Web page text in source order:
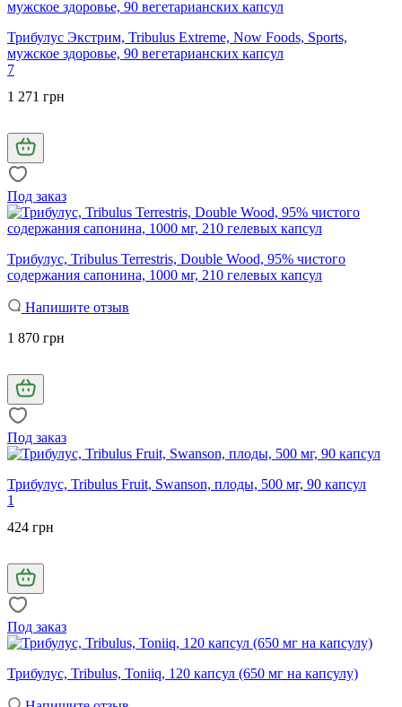
Трибулус Экстрим, Tribulus Extreme, Now Foods, Sports,
мужское здоровье, 90 вегетарианских капсул
7
1 271 грн
Под заказ
Трибулус, Tribulus Terrestris, Double Wood, 95% чистого
содержания сапонина, 1000 мг, 210 гелевых капсул
Напишите отзыв
1 870 грн
Под заказ
Трибулус, Tribulus Fruit, Swanson, плоды, 500 мг, 90 капсул
1
424 грн
Под заказ
Трибулус, Tribulus, Toniiq, 120 капсул (650 мг на капсулу)